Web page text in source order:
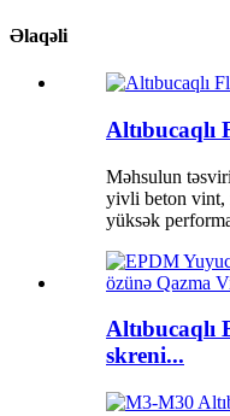
Əlaqəli
Altıbucaqlı
Məhsulun
yivli beton vint,
yüksək
Altıbucaqlı
skreni...